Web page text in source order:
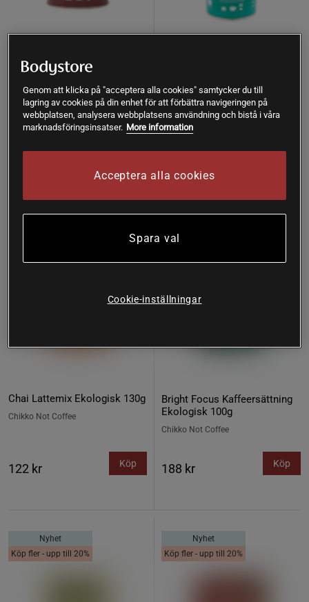
Kaffeersättning Instant Orzo
Ekologisk 150g
Chikko Not Coffee
103 kr Köp 119 kr
Nyhet
Köp fler - upp till 20%
Chai Lattemix Ekologisk 130g
Chikko Not Coffee
122 kr Köp
Nyhet
Köp fler - upp till 20%
Bright Focus Kaffeersättning
Ekologisk 100g
Chikko Not Coffee
188 kr Köp
Nyhet
Köp fler - upp till 20%
Nyhet
Köp fler - upp till 20%
Genom att klicka på "acceptera alla cookies" samtycker du till
lagring av cookies på din enhet för att förbättra navigeringen på
webbplatsen, analysera webbplatsens användning och bistå i våra
marknadsföringsinsatser. More information
Acceptera alla cookies
Spara val
Cookie-inställningar